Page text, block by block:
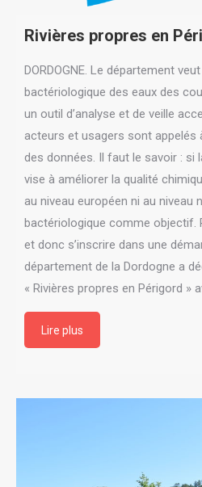
Rivières propres en
DORDOGNE. Le département
bactériologique des eaux des
un outil d’analyse et de veille
acteurs et usagers sont appelés
des données. Il faut le savoir : si
vise à améliorer la qualité
au niveau européen ni au niveau
bactériologique comme objectif.
et donc s’inscrire dans une
département de la Dordogne a
« Rivières propres en Périgord »
Lire plus